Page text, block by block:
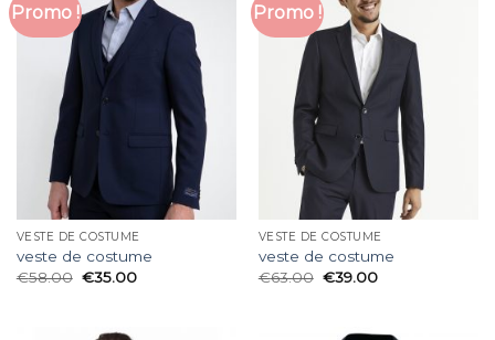
Promo !
VESTE DE COSTUME
veste de costume
€58.00 €35.00
Promo !
VESTE DE COSTUME
veste de costume
€63.00 €39.00